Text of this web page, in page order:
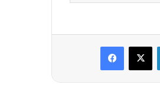
Facebook
X